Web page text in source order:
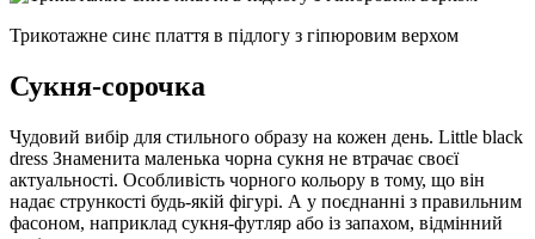
Трикотажне синє плаття в підлогу з гіпюровим верхом
Сукня-сорочка
Чудовий вибір для стильного образу на кожен день. Little black
dress Знаменита маленька чорна сукня не втрачає своєї
актуальності. Особливість чорного кольору в тому, що він
надає стрункості будь-якій фігурі. А у поєднанні з правильним
фасоном, наприклад сукня-футляр або із запахом, відмінний